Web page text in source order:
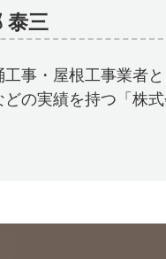
泰三
工事・屋根工事業者
どの実績を持つ「株